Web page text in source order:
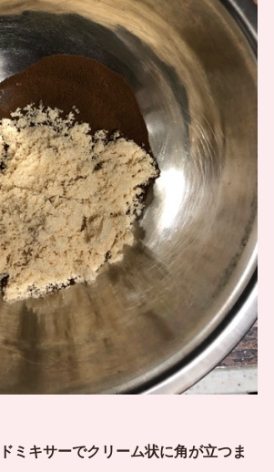
ミキサーでクリーム状に角が立つま